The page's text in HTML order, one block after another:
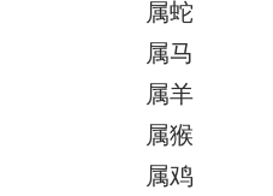
属蛇
属马
属羊
属猴
属鸡